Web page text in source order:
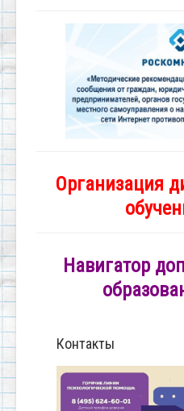
Организация
Навигатор
Контакты